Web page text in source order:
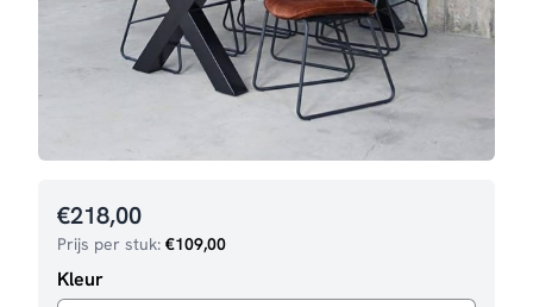
€218,00
Prijs per stuk: €109,00
Kleur